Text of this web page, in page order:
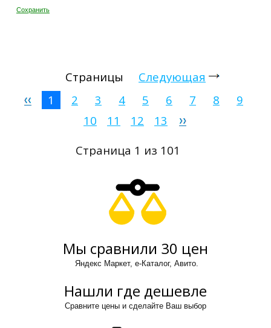
Сохранить
Страницы
Следующая
1
2 3 4 5 6 7 8
9
10
11 12
13
Страница 1 из 101
Мы сравнили 30 цен
Яндекс Маркет, е-Каталог, Авито.
Нашли где дешевле
Сравните цены и сделайте Ваш выбор